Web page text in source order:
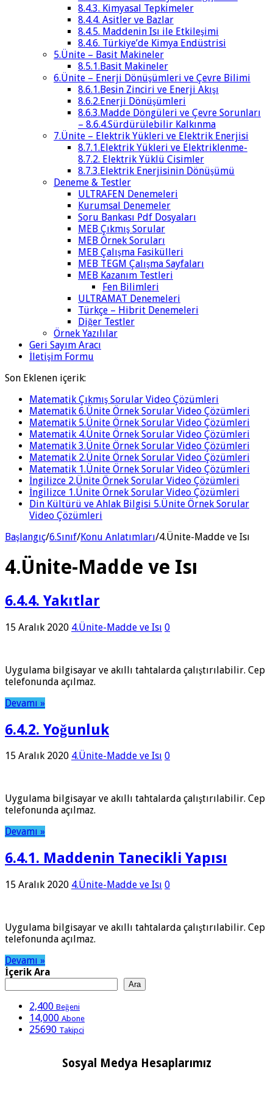
8.4.3. Kimyasal Tepkimeler
8.4.4. Asitler ve Bazlar
8.4.5. Maddenin Isı ile Etkileşimi
8.4.6. Türkiye’de Kimya Endüstrisi
5.Ünite – Basit Makineler
8.5.1.Basit Makineler
6.Ünite – Enerji Dönüşümleri ve Çevre Bilimi
8.6.1.Besin Zinciri ve Enerji Akışı
8.6.2.Enerji Dönüşümleri
8.6.3.Madde Döngüleri ve Çevre Sorunları
– 8.6.4.Sürdürülebilir Kalkınma
7.Ünite – Elektrik Yükleri ve Elektrik Enerjisi
8.7.1.Elektrik Yükleri ve Elektriklenme-
8.7.2. Elektrik Yüklü Cisimler
8.7.3.Elektrik Enerjisinin Dönüşümü
Deneme & Testler
ULTRAFEN Denemeleri
Kurumsal Denemeler
Soru Bankası Pdf Dosyaları
MEB Çıkmış Sorular
MEB Örnek Soruları
MEB Çalışma Fasikülleri
MEB TEGM Çalışma Sayfaları
MEB Kazanım Testleri
Fen Bilimleri
ULTRAMAT Denemeleri
Türkçe – Hibrit Denemeleri
Diğer Testler
Örnek Yazılılar
Geri Sayım Aracı
İletişim Formu
Son Eklenen içerik:
Matematik Çıkmış Sorular Video Çözümleri
Matematik 6.Ünite Örnek Sorular Video Çözümleri
Matematik 5.Ünite Örnek Sorular Video Çözümleri
Matematik 4.Ünite Örnek Sorular Video Çözümleri
Matematik 3.Ünite Örnek Sorular Video Çözümleri
Matematik 2.Ünite Örnek Sorular Video Çözümleri
Matematik 1.Ünite Örnek Sorular Video Çözümleri
İngilizce 2.Ünite Örnek Sorular Video Çözümleri
İngilizce 1.Ünite Örnek Sorular Video Çözümleri
Din Kültürü ve Ahlak Bilgisi 5.Ünite Örnek Sorular
Video Çözümleri
Başlangıç/6.Sınıf/Konu Anlatımları/4.Ünite-Madde ve Isı
4.Ünite-Madde ve Isı
6.4.4. Yakıtlar
15 Aralık 2020 4.Ünite-Madde ve Isı 0
Uygulama bilgisayar ve akıllı tahtalarda çalıştırılabilir. Cep
telefonunda açılmaz.
Devamı »
6.4.2. Yoğunluk
15 Aralık 2020 4.Ünite-Madde ve Isı 0
Uygulama bilgisayar ve akıllı tahtalarda çalıştırılabilir. Cep
telefonunda açılmaz.
Devamı »
6.4.1. Maddenin Tanecikli Yapısı
15 Aralık 2020 4.Ünite-Madde ve Isı 0
Uygulama bilgisayar ve akıllı tahtalarda çalıştırılabilir. Cep
telefonunda açılmaz.
Devamı »
İçerik Ara
Ara
2,400 Beğeni
14,000 Abone
25690 Takipci
Sosyal Medya Hesaplarımız